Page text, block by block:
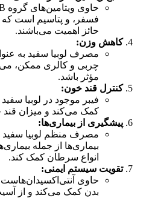
فسفر، و پتاسیم است
حائز اهمیت می‌باشند.
کاهش وزن:
مصرف لوبیا سفید به
چربی و کالری ممکن،
مؤثر باشد.
کنترل قند خون:
فیبر موجود در لوبیا
کمک می‌کند و میزان قند
پیشگیری از بیماری‌ها:
مصرف منظم لوبیا سفید
بیماری‌ها از جمله
انواع سرطان کمک کند.
تقویت سیستم ایمنی:
حاوی
بدن کمک می‌کند و از